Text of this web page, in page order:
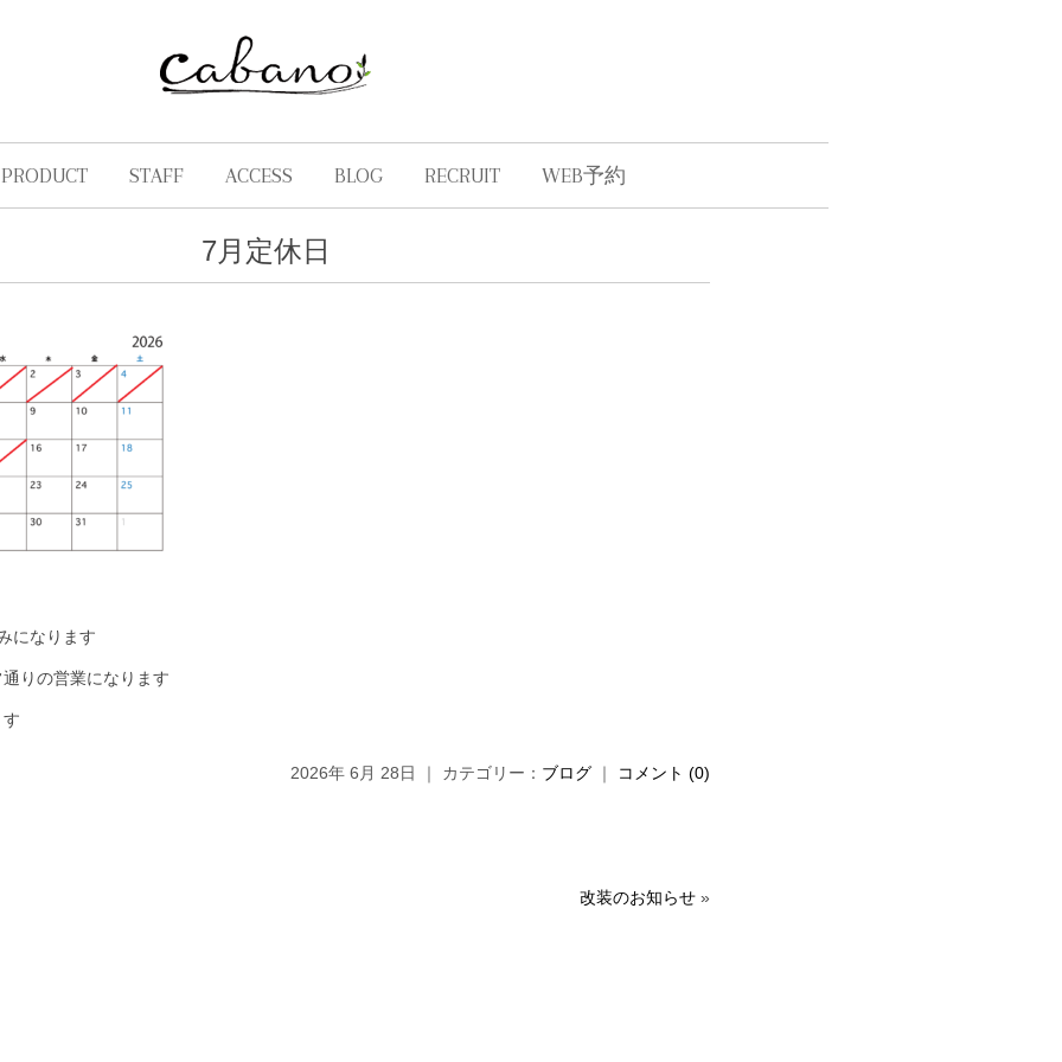
PRODUCT STAFF ACCESS BLOG RECRUIT WEB予約
7月定休日
になります
りの営業になります
2026年 6月 28日 ｜ カテゴリー： ブログ ｜ コメント (0)
改装のお知らせ »